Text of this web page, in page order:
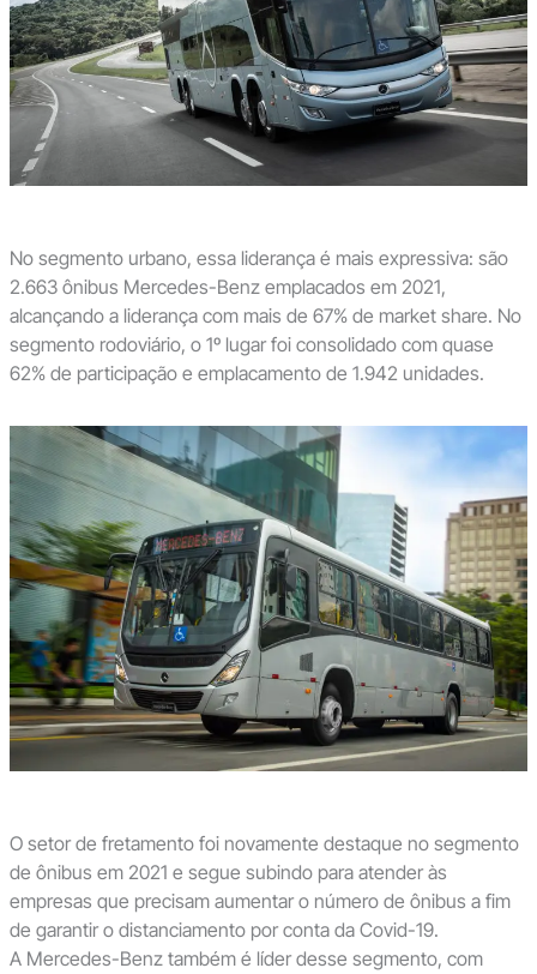
No segmento urbano, essa liderança é mais expressiva: são
2.663 ônibus Mercedes-Benz emplacados em 2021,
alcançando a liderança com mais de 67% de market share. No
segmento rodoviário, o 1º lugar foi consolidado com quase
62% de participação e emplacamento de 1.942 unidades.
O setor de fretamento foi novamente destaque no segmento
de ônibus em 2021 e segue subindo para atender às
empresas que precisam aumentar o número de ônibus a fim
de garantir o distanciamento por conta da Covid-19.
A Mercedes-Benz também é líder desse segmento, com